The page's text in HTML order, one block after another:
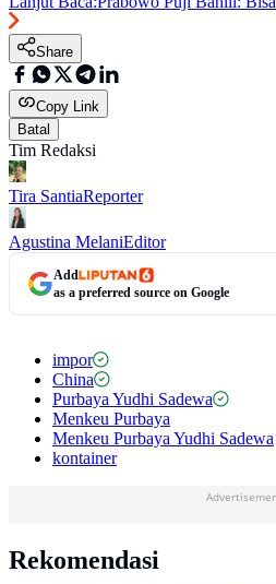
Share
Copy Link
Batal
Tim Redaksi
Tira SantiaReporter
Agustina MelaniEditor
Add
as a preferred source on Google
impor
China
Purbaya Yudhi Sadewa
Menkeu Purbaya
Menkeu Purbaya Yudhi Sadewa
kontainer
Rekomendasi